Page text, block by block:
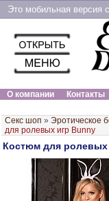
Это мобильная версия
О компании
Контакты
Секс шоп » Эротическое
для ролевых игр Bunny
Костюм для ролевых